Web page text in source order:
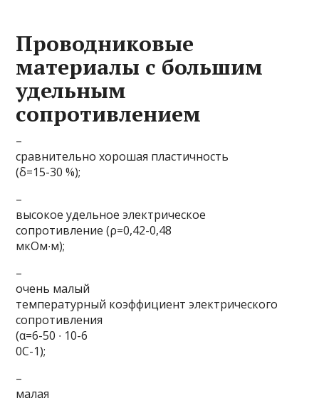
Проводниковые
материалы с большим
удельным
сопротивлением
–
сравнительно хорошая пластичность
(δ=15-30 %);
–
высокое удельное электрическое
сопротивление (ρ=0,42-0,48
мкОм∙м);
–
очень малый
температурный коэффициент электрического
сопротивления
(α=6-50 ∙ 10-6
0С-1);
–
малая